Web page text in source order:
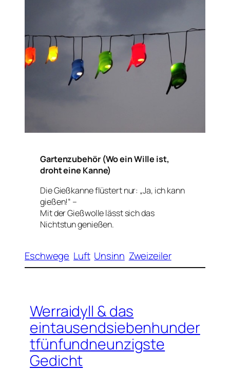
Gartenzubehör (Wo ein Wille ist,
droht eine Kanne)
Die Gießkanne flüstert nur: „Ja, ich kann
gießen!“ –
Mit der Gießwolle lässt sich das
Nichtstun genießen.
Eschwege Luft Unsinn Zweizeiler
Werraidyll & das
eintausendsiebenhunder
tfünfundneunzigste
Gedicht